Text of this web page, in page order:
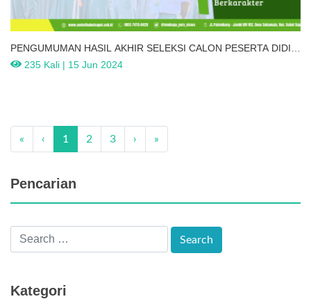
PENGUMUMAN HASIL AKHIR SELEKSI CALON PESERTA DIDIK
BARU SMKN 1 BABAT SUPAT TP. 2024-2025
235 Kali | 15 Jun 2024
« ‹ 1 2 3 › »
Pencarian
Kategori